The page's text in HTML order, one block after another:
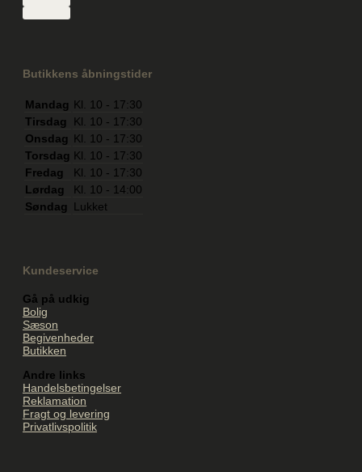
Butikkens åbningstider
Mandag Kl. 10 - 17:30
Tirsdag
Kl. 10 - 17:30
Onsdag Kl. 10 - 17:30
Torsdag Kl. 10 - 17:30
Fredag
Kl. 10 - 17:30
Lørdag
Kl. 10 - 14:00
Søndag
Lukket
Kundeservice
Gå på udkig
Bolig
Sæson
Begivenheder
Butikken
Andre links
Handelsbetingelser
Reklamation
Fragt og levering
Privatlivspolitik